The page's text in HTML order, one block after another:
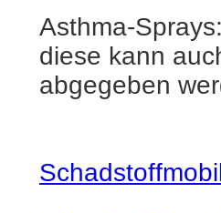
Asthma-
diese kann
abgegeben